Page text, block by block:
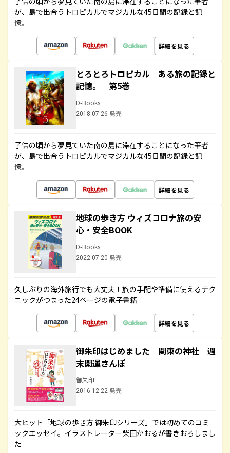
が、島で出合うトロピカルでマジカルな45日間の記録と記
憶。
詳細を見る
とろとろトロピカル ある旅の記録と
記憶。 第5巻
D-Books
2018.07.26 発売
子供の頃から夢見ていた南の島に滞在することになった筆者
が、島で出合うトロピカルでマジカルな45日間の記録と記
憶。
詳細を見る
地球の歩き方 ウィズコロナ旅の安
心・安全BOOK
D-Books
2022.07.20 発売
久しぶりの海外旅行でも大丈夫！旅の手配や準備に使えるテク
ニックがつまった24ページの電子書籍
詳細を見る
御朱印はじめました 関東の神社 週
末開運さんぽ
御朱印
2016.12.22 発売
大ヒット「地球の歩き方 御朱印シリーズ」では初めてのコミ
ックエッセイ。イラストレーター柴田かおるが書きおろしまし
た